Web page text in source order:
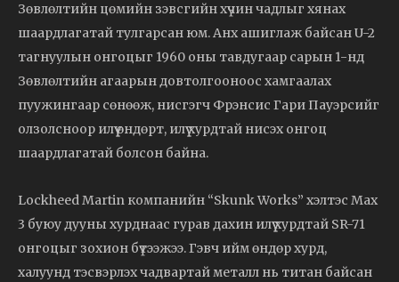
Зөвлөлтийн цөмийн зэвсгийн хүчин чадлыг хянах
шаардлагатай тулгарсан юм. Анх ашиглаж байсан U-2
тагнуулын онгоцыг 1960 оны тавдугаар сарын 1-нд
Зөвлөлтийн агаарын довтолгооноос хамгаалах
пуужингаар сөнөөж, нисгэгч Фрэнсис Гари Пауэрсийг
олзолсноор илүү өндөрт, илүү хурдтай нисэх онгоц
шаардлагатай болсон байна.
Lockheed Martin компанийн “Skunk Works” хэлтэс Мax
3 буюу дууны хурднаас гурав дахин илүү хурдтай SR-71
онгоцыг зохион бүтээжээ. Гэвч ийм өндөр хурд,
халуунд тэсвэрлэх чадвартай металл нь титан байсан